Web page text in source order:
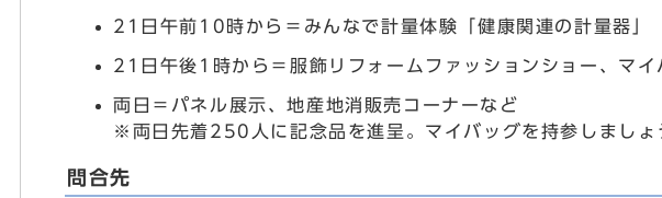
21日午前10時から＝みんなで計量体験「健康関連の計量器」
21日午後1時から＝服飾リフォームファッションショー、マイ
両日＝パネル展示、地産地消販売コーナーなど
※両日先着250人に記念品を進呈。マイバッグを持参しましょ
問合先